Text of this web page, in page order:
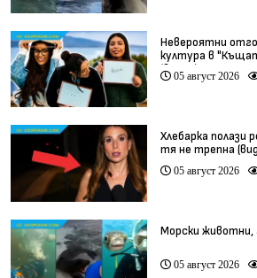
Невероятни
култура в
(видео)
05 август 2026
Хлебарка полази
тя не трепна
05 август 2026
Морски животни,
05 август 2026